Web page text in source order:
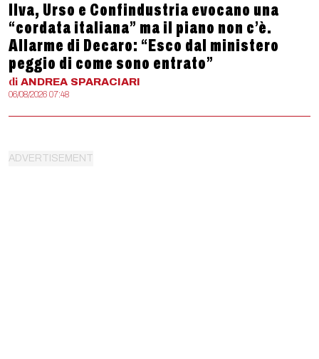
Ilva, Urso e Confindustria evocano una
“cordata italiana” ma il piano non c’è.
Allarme di Decaro: “Esco dal ministero
peggio di come sono entrato”
di ANDREA SPARACIARI
06/08/2026 07:48